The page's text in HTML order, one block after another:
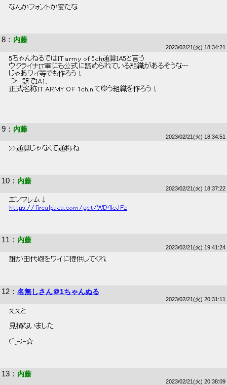
なんかフォントが変だな
8 ： 内藤
2023/02/21(火) 18:34:21
5ちゃんねるではIT army of 5ch通算IA5と言う
ウクライナIT軍にも公式に認められている組織があるそうな…
じゃあワイ等でも作ろう！
つー訳でIA1、
正式名称IT ARMY OF 1ch.nlてゆう組織を作ろう！
9 ： 内藤
2023/02/21(火) 18:34:51
>>通算じゃなくて通称ね
10 ： 内藤
2023/02/21(火) 18:37:22
エンブレム↓
https://firealpaca.com/get/WD4lcJFz
11 ： 内藤
2023/02/21(火) 19:41:24
誰か田代砲をワイに提供してくれ
12 ： 名無しさん＠1ちゃんぬる
2023/02/21(火) 20:31:11
ええと
見損ないました
(^_-)-☆
13 ： 内藤
2023/02/21(火) 20:38:09